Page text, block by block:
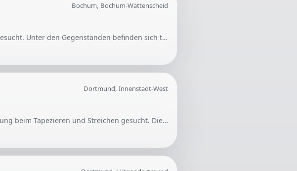
Bochum, Bochum-Wattenscheid
Es wird Hilfe bei der Entsorgung von Gegenständen aus einem Keller gesucht. Unter den Gegenständen befinden sich teilweise schwere Keramikplatten.
Dortmund, Innenstadt-West
Für die Renovierung eines Schlafzimmers in Dortmund wird Unterstützung beim Tapezieren und Streichen gesucht. Die Fläche umfasst eine Decke und mehrere Wände, wobei bereits alte Tapeten entfernt werden.